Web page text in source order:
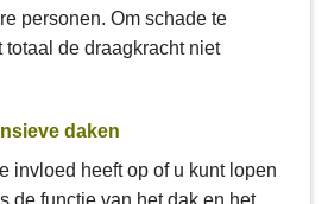
personen. Om schade te
totaal de draagkracht niet
daken
invloed heeft op of u kunt lopen